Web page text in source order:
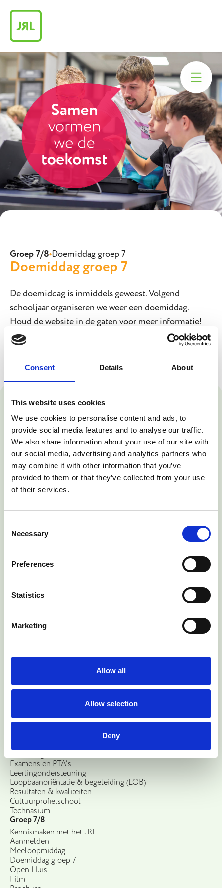
Consent Details About
This website uses cookies
We use cookies to personalise content and ads, to
provide social media features and to analyse our traffic.
We also share information about your use of our site with
our social media, advertising and analytics partners who
may combine it with other information that you’ve
provided to them or that they’ve collected from your use
of their services.
Selection
Necessary
Preferences
Statistics
Marketing
Allow all
Allow selection
Deny
Praktische info
Groep 7/8•Doemiddag groep 7
Doemiddag groep 7
De doemiddag is inmiddels geweest. Volgend
schooljaar organiseren we weer een doemiddag.
Houd de website in de gaten voor meer informatie!
Snel naar
Vakantierooster
Ziek melden
Verlof aanvragen
Grote Beemd 3
5280 AH Boxtel
T 0411-672219
Missie en visie
Geschiedenis
OMO scholengroep Boxtel
Ons Middelbaar Onderwijs
Organisatie
Vwo
Vwo/havoklas
Examens en PTA’s
Leerlingondersteuning
Loopbaanoriëntatie & begeleiding (LOB)
Resultaten & kwaliteiten
Cultuurprofielschool
Technasium
Groep 7/8
Kennismaken met het JRL
Aanmelden
Meeloopmiddag
Doemiddag groep 7
Open Huis
Film